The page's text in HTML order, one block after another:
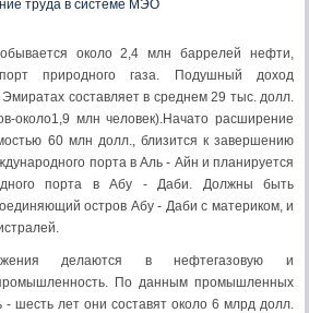
труда в системе МЭО
около 2,4 млн баррелей нефти,
природного газа. Подушный доход
составляет в среднем 29 тыс. долл.
около1,9 млн человек).Начато расширение
60 млн долл., близится к завершению
порта в Аль - Айн и планируется
порта в Абу - Даби. Должны быть
остров Абу - Даби с материком, и
делаются в нефтегазовую и
промышленность. По данным промышленных
- шесть лет они составят около 6 млрд долл.